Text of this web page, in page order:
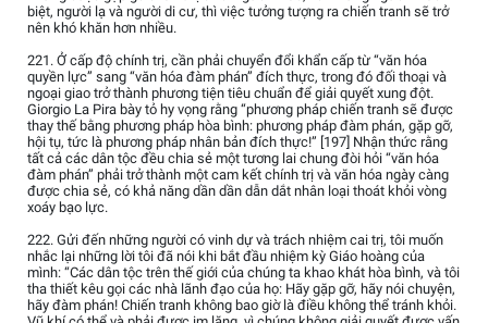
biệt, người lạ và người di cư, thì việc tưởng tượng ra chiến tranh sẽ trở
nên khó khăn hơn nhiều.
221. Ở cấp độ chính trị, cần phải chuyển đổi khẩn cấp từ “văn hóa
quyền lực” sang “văn hóa đàm phán” đích thực, trong đó đối thoại và
ngoại giao trở thành phương tiện tiêu chuẩn để giải quyết xung đột.
Giorgio La Pira bày tỏ hy vọng rằng “phương pháp chiến tranh sẽ được
thay thế bằng phương pháp hòa bình: phương pháp đàm phán, gặp gỡ,
hội tụ, tức là phương pháp nhân bản đích thực!” [197] Nhận thức rằng
tất cả các dân tộc đều chia sẻ một tương lai chung đòi hỏi “văn hóa
đàm phán” phải trở thành một cam kết chính trị và văn hóa ngày càng
được chia sẻ, có khả năng dần dần dẫn dắt nhân loại thoát khỏi vòng
xoáy bạo lực.
222. Gửi đến những người có vinh dự và trách nhiệm cai trị, tôi muốn
nhắc lại những lời tôi đã nói khi bắt đầu nhiệm kỳ Giáo hoàng của
mình: “Các dân tộc trên thế giới của chúng ta khao khát hòa bình, và tôi
tha thiết kêu gọi các nhà lãnh đạo của họ: Hãy gặp gỡ, hãy nói chuyện,
hãy đàm phán! Chiến tranh không bao giờ là điều không thể tránh khỏi.